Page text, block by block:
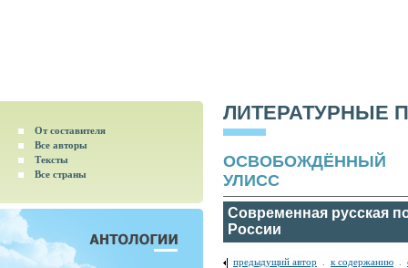
От составителя
Все авторы
Тексты
Все страны
ЛИТЕРАТУРНЫЕ
ОСВОБОЖДЁННЫЙ
УЛИСС
Современная русская
России
предыдущий автор к содержанию